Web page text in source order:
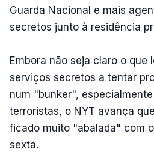
Guarda Nacional e mais
secretos junto à residência
Embora não seja claro o que
serviços secretos a tentar
num "bunker",
terroristas, o NYT avança
ficado muito "abalada" com
sexta.